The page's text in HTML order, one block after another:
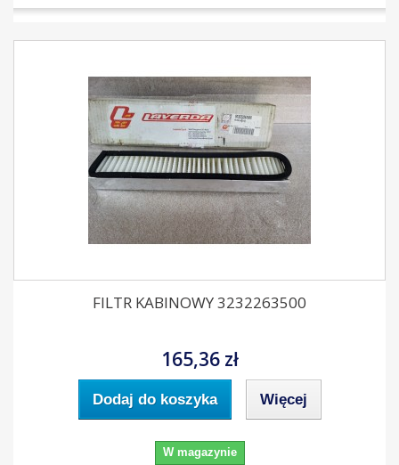
FILTR KABINOWY 3232263500
165,36 zł
Dodaj do koszyka Więcej
W magazynie